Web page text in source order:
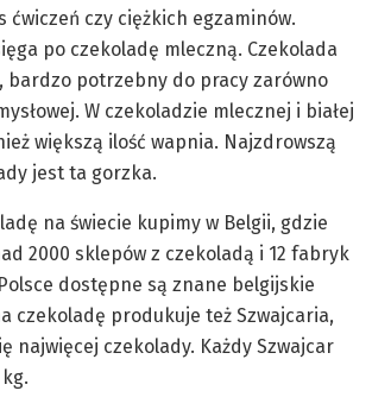
ćwiczeń czy ciężkich egzaminów.
po czekoladę mleczną. Czekolada
bardzo potrzebny do pracy zarówno
W czekoladzie mlecznej i białej
większą ilość wapnia. Najzdrowszą
jest ta gorzka.
na świecie kupimy w Belgii, gdzie
2000 sklepów z czekoladą i 12 fabryk
dostępne są znane belgijskie
czekoladę produkuje też Szwajcaria,
najwięcej czekolady. Każdy Szwajcar